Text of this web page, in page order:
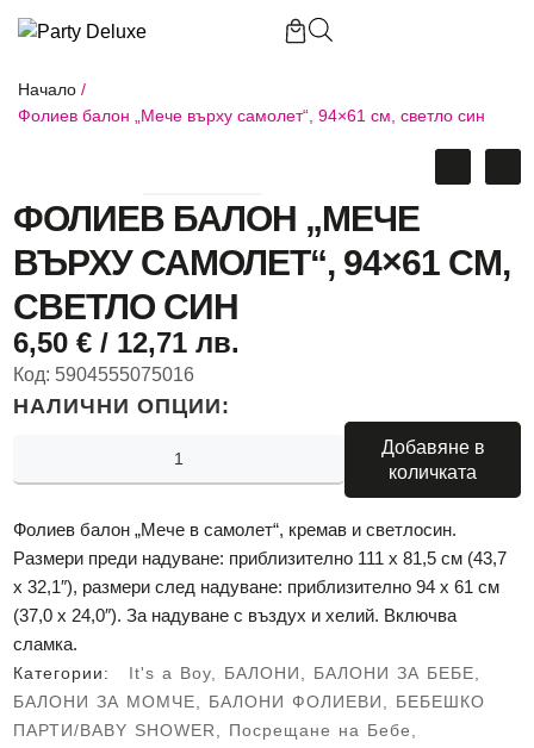
Начало /
Фолиев балон „Мече върху самолет“, 94×61 см, светло син
ФОЛИЕВ БАЛОН „МЕЧЕ
ВЪРХУ САМОЛЕТ“, 94×61 СМ,
СВЕТЛО СИН
6,50€ / 12,71 лв.
Код: 5904555075016
НАЛИЧНИ ОПЦИИ:
Добавяне в
количката
Фолиев балон „Мече в самолет“, кремав и светлосин.
Размери преди надуване: приблизително 111 x 81,5 см (43,7
x 32,1″), размери след надуване: приблизително 94 x 61 см
(37,0 x 24,0″). За надуване с въздух и хелий. Включва
сламка.
Категории: It's a Boy БАЛОНИ БАЛОНИ ЗА БЕБЕ
БАЛОНИ ЗА МОМЧЕ
БАЛОНИ ФОЛИЕВИ
БЕБЕШКО
ПАРТИ/BABY SHOWER
Посрещане на Бебе